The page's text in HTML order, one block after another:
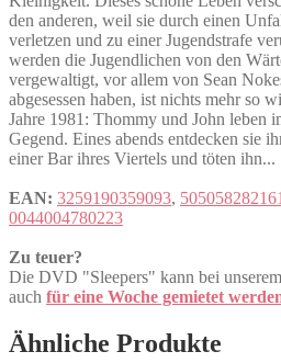
den anderen, weil sie durch einen
verletzen und zu einer Jugendstrafe
werden die Jugendlichen von den
vergewaltigt, vor allem von Sean
abgesessen haben, ist nichts mehr so
Jahre 1981: Thommy und John leben
Gegend. Eines abends entdecken sie
einer Bar ihres Viertels und töten ihn...
EAN: 3259190359093,
0044004780223
Zu teuer?
Die DVD "Sleepers" kann bei
auch für eine Woche gemietet
Ähnliche Produkte